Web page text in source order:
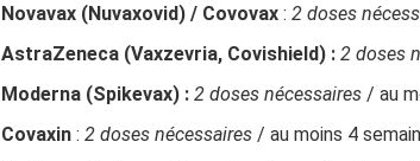
Novavax (Nuvaxovid) / Covovax:2 doses
AstraZeneca (Vaxzevria, Covishield) :2 doses
Moderna (Spikevax) :2 doses nécessaires / au
Covaxin :2 doses nécessaires / au moins 4